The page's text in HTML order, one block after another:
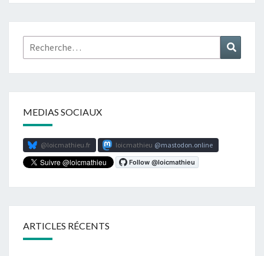
Rechercher :
MEDIAS SOCIAUX
@loicmathieu.fr loicmathieu mastodon.online
ARTICLES RÉCENTS